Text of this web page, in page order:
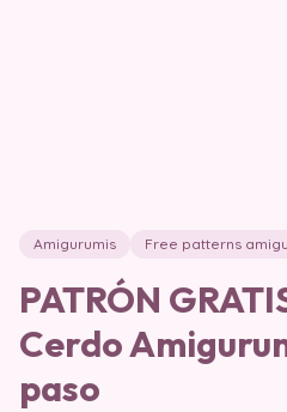
Amigurumis Free patterns
PATRÓN
Cerdo
paso